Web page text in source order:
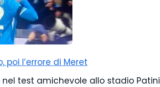
poi l’errore di Meret
nel test amichevole allo stadio Patini